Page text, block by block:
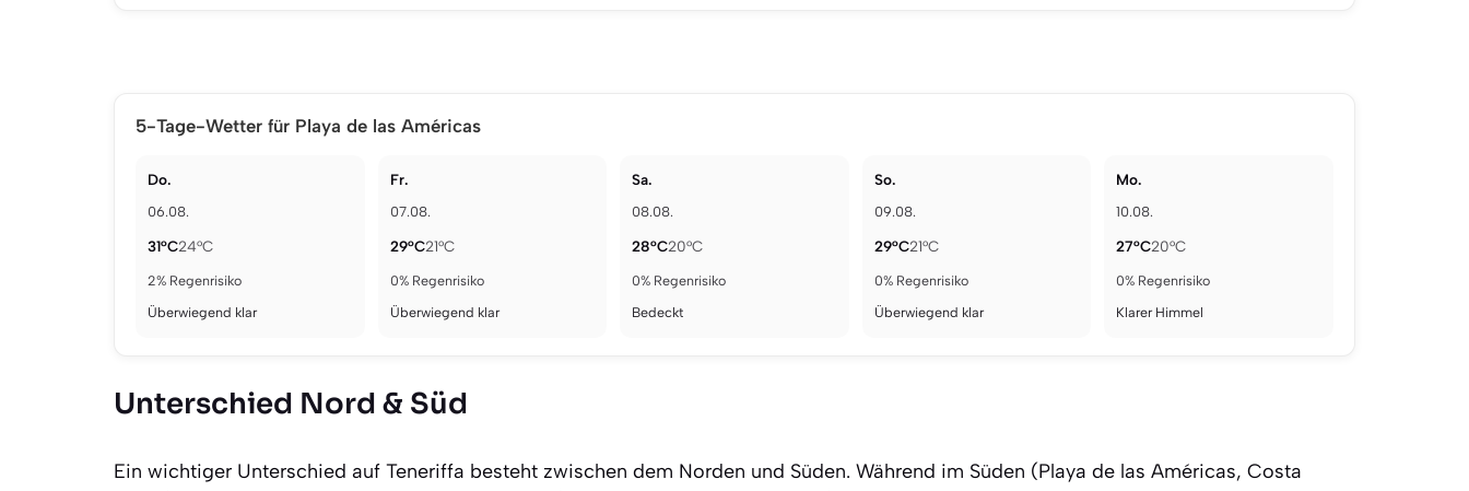
5-Tage-Wetter für Playa de las Américas
Do.
06.08.
31°C24°C
2% Regenrisiko
Überwiegend klar
Fr.
07.08.
29°C21°C
0% Regenrisiko
Überwiegend klar
Sa.
08.08.
28°C20°C
0% Regenrisiko
Bedeckt
So.
09.08.
29°C21°C
0% Regenrisiko
Überwiegend klar
Mo.
10.08.
27°C20°C
0% Regenrisiko
Klarer Himmel
Unterschied Nord & Süd
Ein wichtiger Unterschied auf Teneriffa besteht zwischen dem Norden und Süden. Während im Süden (Playa de las Américas, Costa